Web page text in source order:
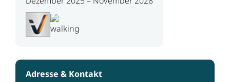
Adresse & Kontakt